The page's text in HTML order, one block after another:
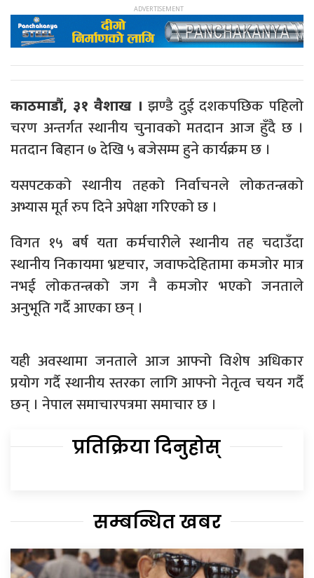
काठमाडौं, ३१ वैशाख । झण्डै दुई दशकपछिक पहिलो
चरण अन्तर्गत स्थानीय चुनावको मतदान आज हुँदै छ ।
मतदान बिहान ७ देखि ५ बजेसम्म हुने कार्यक्रम छ ।
यसपटकको स्थानीय तहको निर्वाचनले लोकतन्त्रको
अभ्यास मूर्त रुप दिने अपेक्षा गरिएको छ ।
विगत १५ बर्ष यता कर्मचारीले स्थानीय तह चदाउँदा
स्थानीय निकायमा भ्रष्टचार, जवाफदेहितामा कमजोर मात्र
नभई लोकतन्त्रको जग नै कमजोर भएको जनताले
अनुभूति गर्दै आएका छन् ।
यही अवस्थामा जनताले आज आफ्नो विशेष अधिकार
प्रयोग गर्दै स्थानीय स्तरका लागि आफ्नो नेतृत्व चयन गर्दै
छन् । नेपाल समाचारपत्रमा समाचार छ ।
प्रतिक्रिया दिनुहोस्
सम्बन्धित खबर